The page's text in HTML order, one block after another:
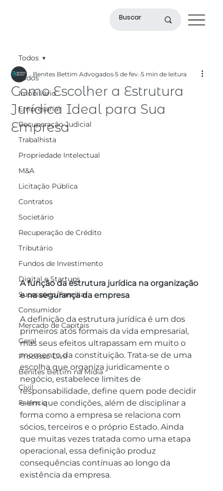
Todos
Imobiliário
Empresarial
Recuperação Judicial
Trabalhista
Propriedade Intelectual
M&A
Licitação Pública
Contratos
Societário
Recuperação de Crédito
Tributário
Fundos de Investimento
Digital e Startups
Sucessório/Familiar
Consumidor
Mercado de Capitais
Geral
Processo Civil
Benites Bettim na Mídia
Civil
Falência
Todos
Como Escolher a Estrutura
Jurídica Ideal para Sua
Empresa
Benites Bettim Advogados 5 de fev. 5 min de leitura
A função da estrutura jurídica na organização
e na segurança da empresa
A definição da estrutura jurídica é um dos
primeiros atos formais da vida empresarial,
mas seus efeitos ultrapassam em muito o
momento da constituição. Trata-se de uma
escolha que organiza juridicamente o
negócio, estabelece limites de
responsabilidade, define quem pode decidir
e em que condições, além de disciplinar a
forma como a empresa se relaciona com
sócios, terceiros e o próprio Estado. Ainda
que muitas vezes tratada como uma etapa
operacional, essa definição produz
consequências contínuas ao longo da
existência da empresa.